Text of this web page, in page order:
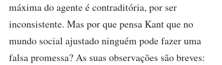
máxima do agente é contraditória, por ser
inconsistente. Mas por que pensa Kant que no
mundo social ajustado ninguém pode fazer uma
falsa promessa? As suas observações são breves: